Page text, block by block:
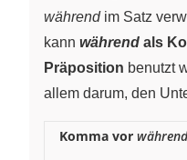
währendim Satz
kann während als
Präposition benutzt
allem darum, den
Komma vor während